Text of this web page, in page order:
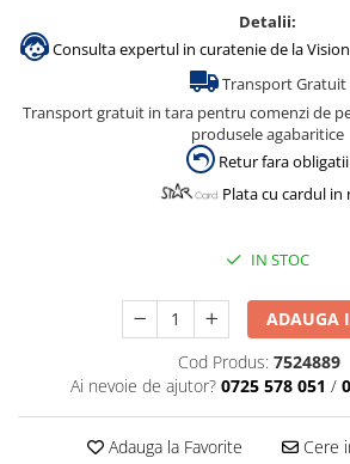
Dezinfectanti medicali profesionali
Dezinfectanti suprafete
Dispensere / Dozatoare
Dozatoare dezinfectanti
Dispensere acoperitoare colac wc
Dispensere prosoape pliate (Z)
Dispensere pungi igiena feminina
Dispensere rola hartie industriala
Dispensere rola prosop hartie
Dispensere servetele masa,
Detalii:
Consulta expertul in curatenie de la
Transport Gratuit
Transport gratuit in tara pentru comenzi de
produsele agabaritice
Retur fara obligatii
Plata cu cardul in
IN STOC
ADAUGA
Cod Produs: 7524889
Ai nevoie de ajutor? 0725 578 051 /
Adauga la Favorite Cere